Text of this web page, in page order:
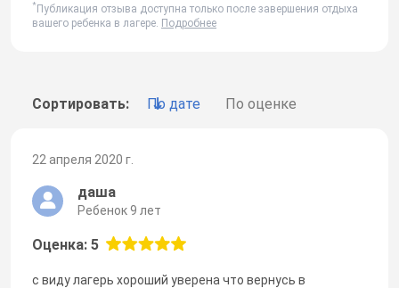
Сортировать: По дате По оценке
22 апреля 2020 г.
даша
Ребенок 9 лет
Оценка: 5
с виду лагерь хороший уверена что вернусь в
* Публикация отзыва доступна только после завершения отдыха
вашего ребенка в лагере. Подробнее